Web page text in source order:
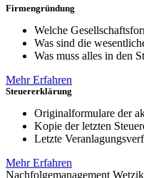
Firmengründung
Welche
Was sind die
Was muss alles in den
Mehr Erfahren
Steuererklärung
Originalformulare der
Kopie der letzten
Letzte
Mehr Erfahren
Nachfolgemanagement